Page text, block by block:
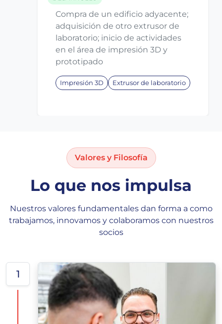
Compra de un edificio adyacente;
adquisición de otro extrusor de
laboratorio; inicio de actividades
en el área de impresión 3D y
prototipado
Impresión 3D Extrusor de laboratorio
Valores y Filosofía
Lo que nos impulsa
Nuestros valores fundamentales dan forma a como
trabajamos, innovamos y colaboramos con nuestros
socios
1